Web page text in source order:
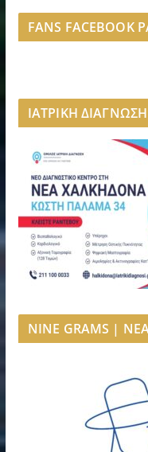
FANS FACEBOOK
ΙΑΤΡΙΚΗ ΔΙΑΓΝΩΣΗ
NINE GRAMS |